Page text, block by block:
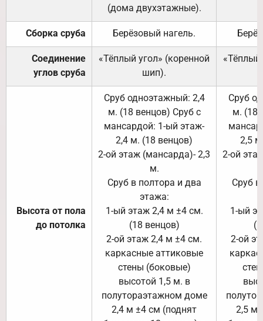
(дома двухэтажные).
Сборка сруба Берёзовый нагель.
Соединение
углов сруба
«Тёплый угол» (коренной
шип).
«Тёплый
Высота от пола
до потолка
Сруб одноэтажный: 2,4
м. (18 венцов) Сруб с
мансардой: 1-ый этаж-
2,4 м. (18 венцов)
2-ой этаж (мансарда)- 2,3
м.
Сруб в полтора и два
этажа:
1-ый этаж 2,4 м ±4 см.
(18 венцов)
2-ой этаж 2,4 м ±4 см.
каркасные аттиковые
стены (боковые)
высотой 1,5 м. в
полутораэтажном доме
2,4 м ±4 см (поднят
Сруб
м. (18
2,5
2-ой
Сруб
1-ый
2-ой
2,5 м